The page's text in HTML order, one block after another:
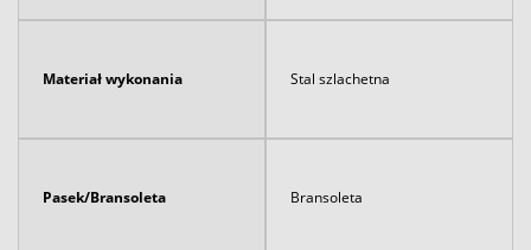
Materiał wykonania Stal szlachetna
Pasek/Bransoleta Bransoleta